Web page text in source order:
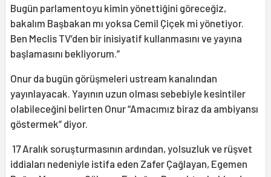
Bugün parlamentoyu kimin yönettiğini göreceğiz,
bakalım Başbakan mı yoksa Cemil Çiçek mi yönetiyor.
Ben Meclis TV’den bir inisiyatif kullanmasını ve yayına
başlamasını bekliyorum.”
Onur da bugün görüşmeleri ustream kanalından
yayınlayacak. Yayının uzun olması sebebiyle kesintiler
olabileceğini belirten Onur “Amacımız biraz da ambiyansı
göstermek” diyor.
17 Aralık soruşturmasının ardından, yolsuzluk ve rüşvet
iddiaları nedeniyle istifa eden Zafer Çağlayan, Egemen